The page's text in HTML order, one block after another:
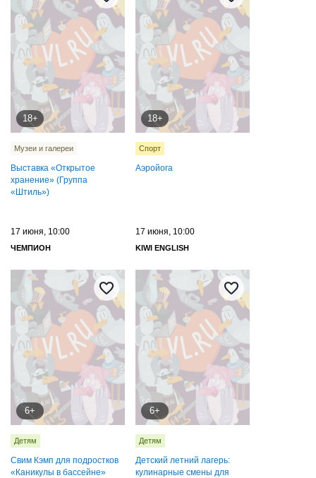
18+
Музеи и галереи
Выставка «Открытое
хранение» (Группа
«Штиль»)
18+
Спорт
Аэройога
17 июня, 10:00
ЧЕМПИОН
6+
Детям
Свим Кэмп для подростков
«Каникулы в бассейне»
17 июня, 10:00
KIWI ENGLISH
6+
Детям
Детский летний лагерь:
кулинарные смены для